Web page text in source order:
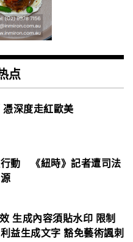
点
深度走紅歐美
動 《紐時》記者遭司法
生成內容須貼水印 限制
益生成文字 豁免藝術諷刺